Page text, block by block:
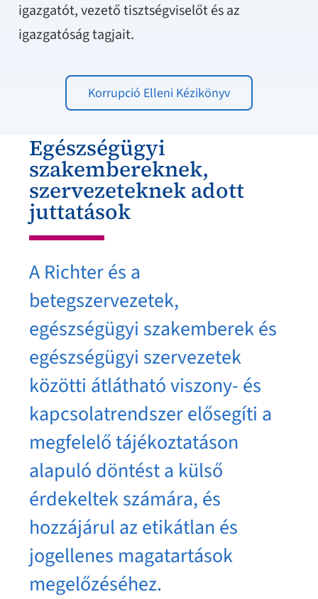
igazgatót, vezető tisztségviselőt és az
igazgatóság tagjait.
Korrupció Elleni Kézikönyv
Egészségügyi
szakembereknek,
szervezeteknek adott
juttatások
A Richter és a
betegszervezetek,
egészségügyi szakemberek és
egészségügyi szervezetek
közötti átlátható viszony- és
kapcsolatrendszer elősegíti a
megfelelő tájékoztatáson
alapuló döntést a külső
érdekeltek számára, és
hozzájárul az etikátlan és
jogellenes magatartások
megelőzéséhez.